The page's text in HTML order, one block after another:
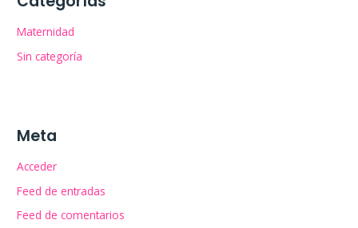
Maternidad
Sin categoría
Meta
Acceder
Feed de entradas
Feed de comentarios